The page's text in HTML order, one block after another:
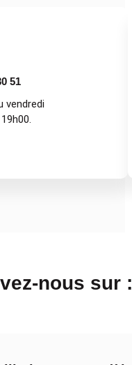
51
vendredi
nous sur :